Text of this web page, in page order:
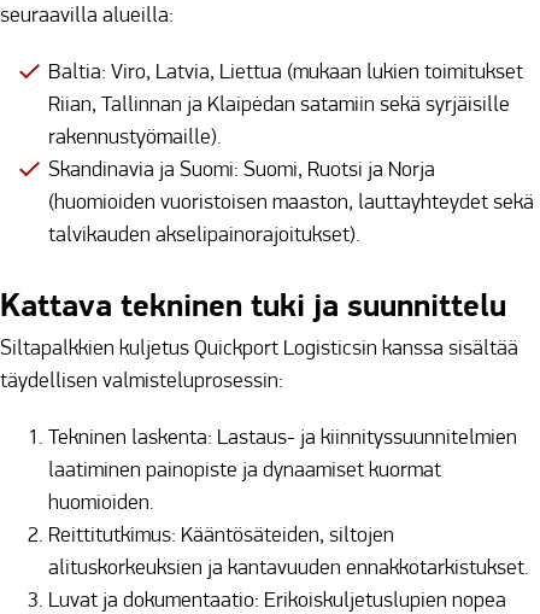
seuraavilla alueilla:
Baltia: Viro, Latvia, Liettua (mukaan lukien toimitukset
Riian, Tallinnan ja Klaipėdan satamiin sekä syrjäisille
rakennustyömaille).
Skandinavia ja Suomi: Suomi, Ruotsi ja Norja
(huomioiden vuoristoisen maaston, lauttayhteydet sekä
talvikauden akselipainorajoitukset).
Kattava tekninen tuki ja suunnittelu
Siltapalkkien kuljetus Quickport Logisticsin kanssa sisältää
täydellisen valmisteluprosessin:
Tekninen laskenta: Lastaus- ja kiinnityssuunnitelmien
laatiminen painopiste ja dynaamiset kuormat
huomioiden.
Reittitutkimus: Kääntösäteiden, siltojen
alituskorkeuksien ja kantavuuden ennakkotarkistukset.
Luvat ja dokumentaatio: Erikoiskuljetuslupien nopea